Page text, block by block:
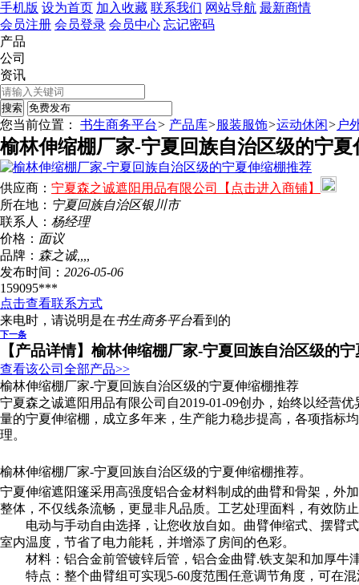
手机版 设为首页 加入收藏 联系我们 网站导航 最新商情
会员注册 会员登录 会员中心 忘记密码
产品
公司
资讯
您当前位置： 书生商务平台> 产品库>服装服饰>运动休闲> 户
榆林伸缩棚厂家-宁夏回族自治区级的宁夏
供应商： 宁夏森之诚遮阳用品有限公司【点击进入商铺】
所在地： 宁夏回族自治区银川市
联系人： 杨经理
价格： 面议
品牌： 森之诚,,,,
发布时间： 2026-05-06
159095***
点击查看联系方式
来电时，请说明是在书生商务平台看到的
下一条
【产品详情】 榆林伸缩棚厂家-宁夏回族自治区级的
查看该公司全部产品>>
榆林伸缩棚厂家-宁夏回族自治区级的宁夏伸缩棚推荐
宁夏森之诚遮阳用品有限公司自2019-01-09创办，始终以经营
量的宁夏伸缩棚，成立多年来，生产能力稳步提高，各项指标
理。
榆林伸缩棚厂家-宁夏回族自治区级的宁夏伸缩棚推荐。
宁夏伸缩遮阳篷采用高强度铝合金材料制成的曲臂和骨架，外
整体，不仅线条流畅，更显非凡品质。工艺处理面料，有效防
电动与手动自由选择，让您收放自如。曲臂伸缩式、摆臂式
室内温度，节省了电力能耗，并增添了房间的色彩。
材料：铝合金前管镀锌后管，铝合金曲臂.铁支架和加厚牛
特点：整个曲臂组可实现5-60度范围任意调节角度，可在混